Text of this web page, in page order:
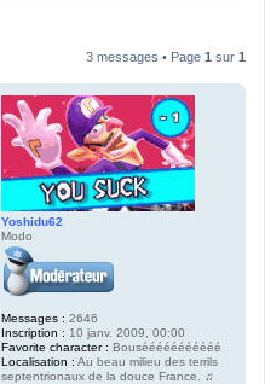
3 messages • Page 1 sur 1
Yoshidu62
Modo
Messages : 2646
Inscription : 10 janv. 2009, 00:00
Favorite character : Bousééééééééééé
Localisation : Au beau milieu des terrils
septentrionaux de la douce France. ♫